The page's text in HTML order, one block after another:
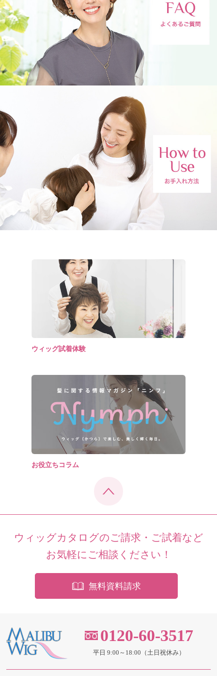
ウィッグ試着体験
お役立ちコラム
ウィッグカタログのご請求・ご試着など
お気軽にご相談ください！
無料資料請求
0120-60-3517
平日 9:00～18:00（土日祝休み）